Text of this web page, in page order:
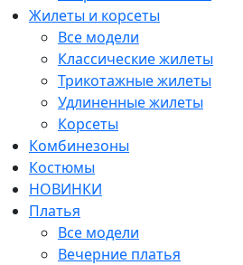
Жилеты и корсеты
Все модели
Классические жилеты
Трикотажные жилеты
Удлиненные жилеты
Корсеты
Комбинезоны
Костюмы
НОВИНКИ
Платья
Все модели
Вечерние платья